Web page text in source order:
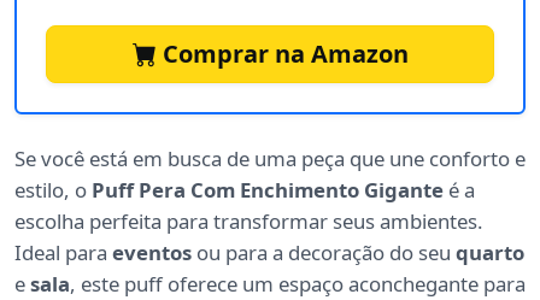
Comprar na Amazon
Se você está em busca de uma peça que une conforto e
estilo, o Puff Pera Com Enchimento Gigante é a
escolha perfeita para transformar seus ambientes.
Ideal para eventos ou para a decoração do seu quarto
esala, este puff oferece um espaço aconchegante para